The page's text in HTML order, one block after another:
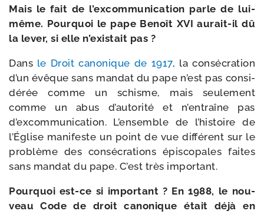
Mais le fait de l’ex­com­mu­ni­ca­tion parle de lui-​
même. Pourquoi le pape Benoît XVI aurait-​il dû
la lever, si elle n’existait pas ?
Dans le Droit cano­nique de 1917, la consé­cra­tion
d’un évêque sans man­dat du pape n’est pas consi­
dé­rée comme un schisme, mais seule­ment
comme un abus d’autorité et n’entraîne pas
d’excommunication. L’ensemble de l’his­toire de
l’Église mani­feste un point de vue dif­fé­rent sur le
pro­blème des consé­cra­tions épis­co­pales faites
sans man­dat du pape. C’est très important.
Pourquoi est-​ce si impor­tant ? En 1988, le nou­
veau Code de droit cano­nique était déjà en